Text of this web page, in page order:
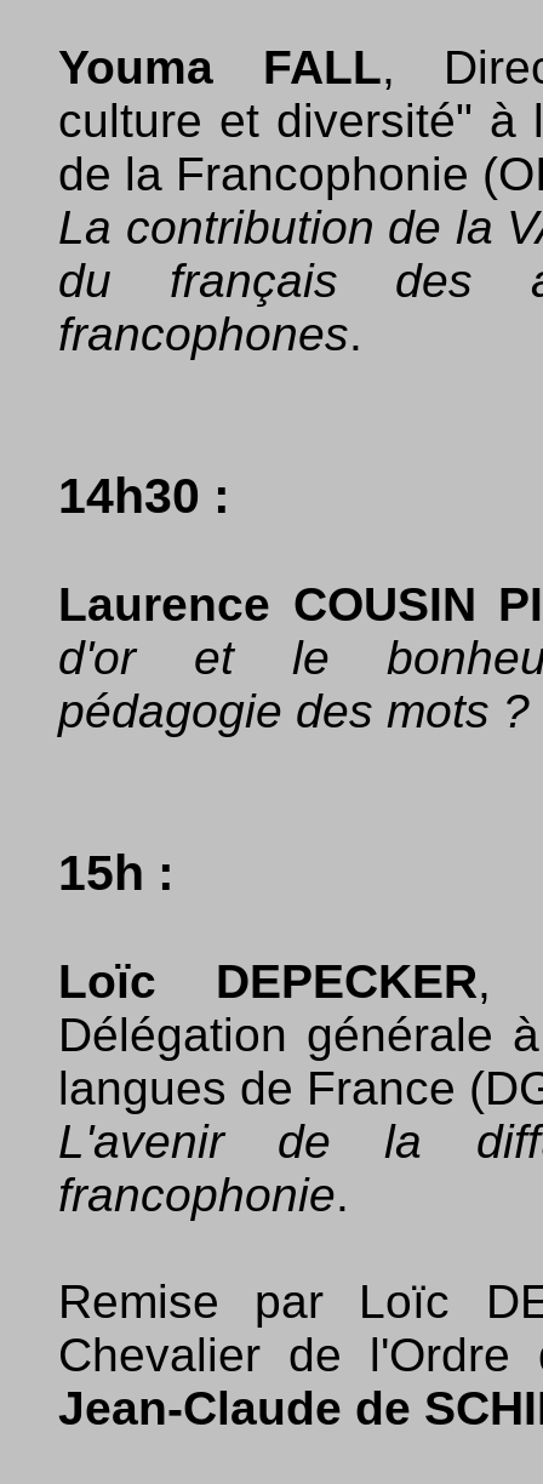
Youma FALL,
culture et diversité" à
de la Francophonie
La contribution de la
du français des
francophones.
14h30 :
Laurence COUSIN
d'or et le
pédagogie des mots ?
15h :
Loïc DEPECKER,
Délégation générale
langues de France
L'avenir de la
francophonie.
Remise par Loïc
Chevalier de
Jean-Claude de